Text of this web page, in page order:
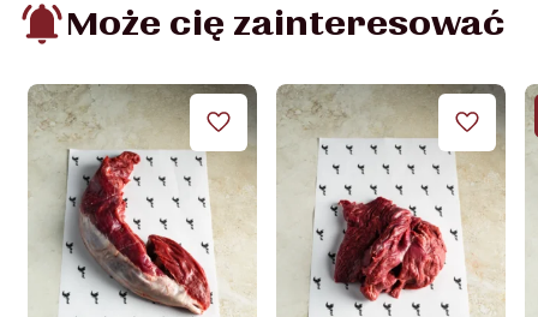
Może cię zainteresować